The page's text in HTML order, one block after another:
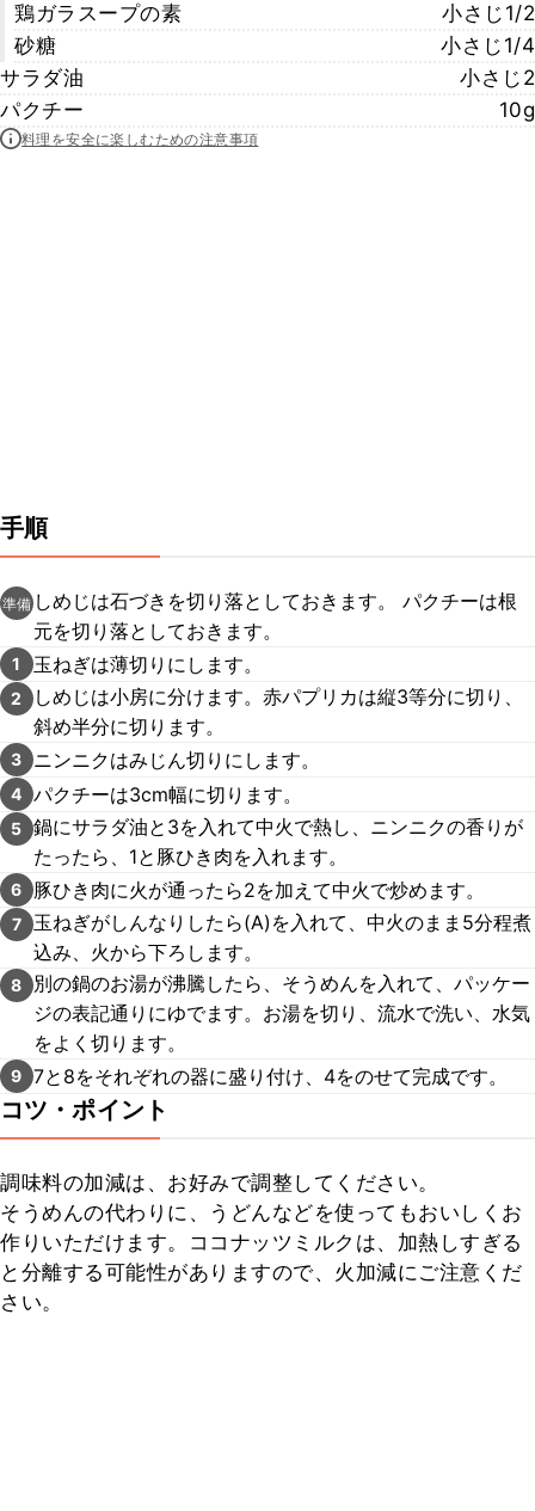
鶏ガラスープの素
小さじ1/2
砂糖
小さじ1/4
サラダ油
小さじ2
パクチー
10g
料理を安全に楽しむための注意事項
手順
準備 しめじは石づきを切り落としておきます。 パクチーは根
元を切り落としておきます。
1 玉ねぎは薄切りにします。
2
しめじは小房に分けます。赤パプリカは縦3等分に切り、
斜め半分に切ります。
3 ニンニクはみじん切りにします。
4 パクチーは3cm幅に切ります。
5 鍋にサラダ油と3を入れて中火で熱し、ニンニクの香りが
たったら、1と豚ひき肉を入れます。
6 豚ひき肉に火が通ったら2を加えて中火で炒めます。
7
玉ねぎがしんなりしたら(A)を入れて、中火のまま5分程煮
込み、火から下ろします。
8
別の鍋のお湯が沸騰したら、そうめんを入れて、パッケー
ジの表記通りにゆでます。お湯を切り、流水で洗い、水気
をよく切ります。
9 7と8をそれぞれの器に盛り付け、4をのせて完成です。
コツ・ポイント
調味料の加減は、お好みで調整してください。
そうめんの代わりに、うどんなどを使ってもおいしくお
作りいただけます。ココナッツミルクは、加熱しすぎる
と分離する可能性がありますので、火加減にご注意くだ
さい。